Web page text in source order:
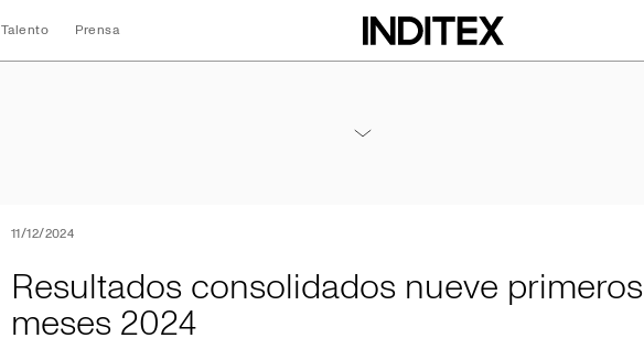
Talento Prensa
11/12/2024
Resultados consolidados nueve primeros
meses 2024